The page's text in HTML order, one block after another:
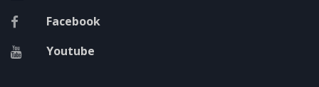
Facebook
Youtube